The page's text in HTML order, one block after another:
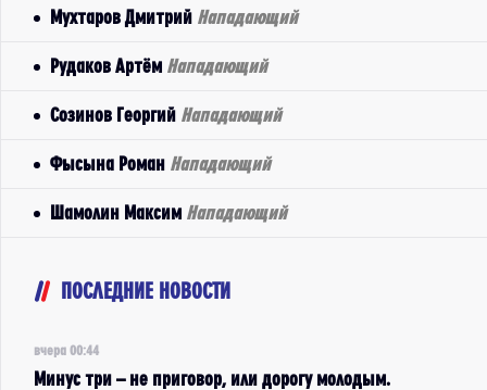
Мухтаров Дмитрий Нападающий
Рудаков Артём Нападающий
Созинов Георгий Нападающий
Фысына Роман Нападающий
Шамолин Максим Нападающий
ПОСЛЕДНИЕ НОВОСТИ
вчера 00:44
Минус три – не приговор, или дорогу молодым.